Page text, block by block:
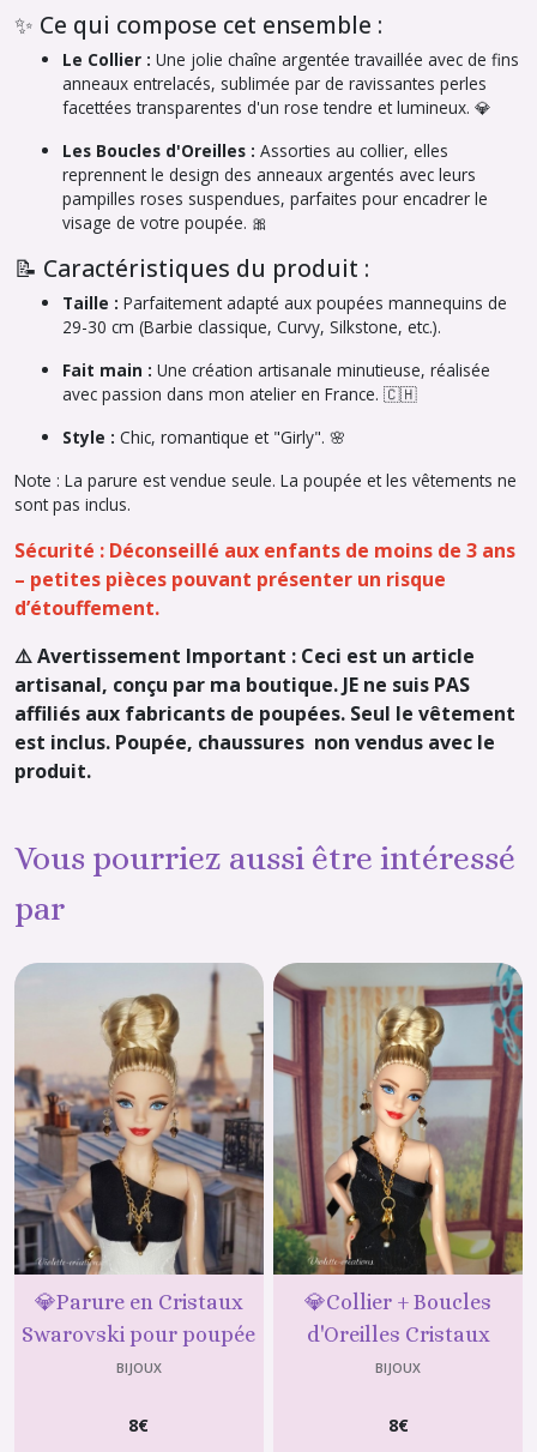
✨ Ce qui compose cet ensemble :
Le Collier : Une jolie chaîne argentée travaillée avec de fins
anneaux entrelacés, sublimée par de ravissantes perles
facettées transparentes d'un rose tendre et lumineux. 💎
Les Boucles d'Oreilles : Assorties au collier, elles
reprennent le design des anneaux argentés avec leurs
pampilles roses suspendues, parfaites pour encadrer le
visage de votre poupée. 🎀
📝 Caractéristiques du produit :
Taille : Parfaitement adapté aux poupées mannequins de
29-30 cm (Barbie classique, Curvy, Silkstone, etc.).
Fait main : Une création artisanale minutieuse, réalisée
avec passion dans mon atelier en France. 🇨🇭
Style : Chic, romantique et "Girly". 🌸
Note : La parure est vendue seule. La poupée et les vêtements ne
sont pas inclus.
Sécurité : Déconseillé aux enfants de moins de 3 ans
– petites pièces pouvant présenter un risque
d’étouffement.
⚠️ Avertissement Important : Ceci est un article
artisanal, conçu par ma boutique. JE ne suis PAS
affiliés aux fabricants de poupées. Seul le vêtement
est inclus. Poupée, chaussures non vendus avec le
produit.
Vous pourriez aussi être intéressé
par
💎Parure en Cristaux
Swarovski pour poupée
mannequin fashion doll-
BIJOUX
8€
💎Collier + Boucles
d'Oreilles Cristaux
Swarovski pour Poupée
Violette-créations
BIJOUX
8€